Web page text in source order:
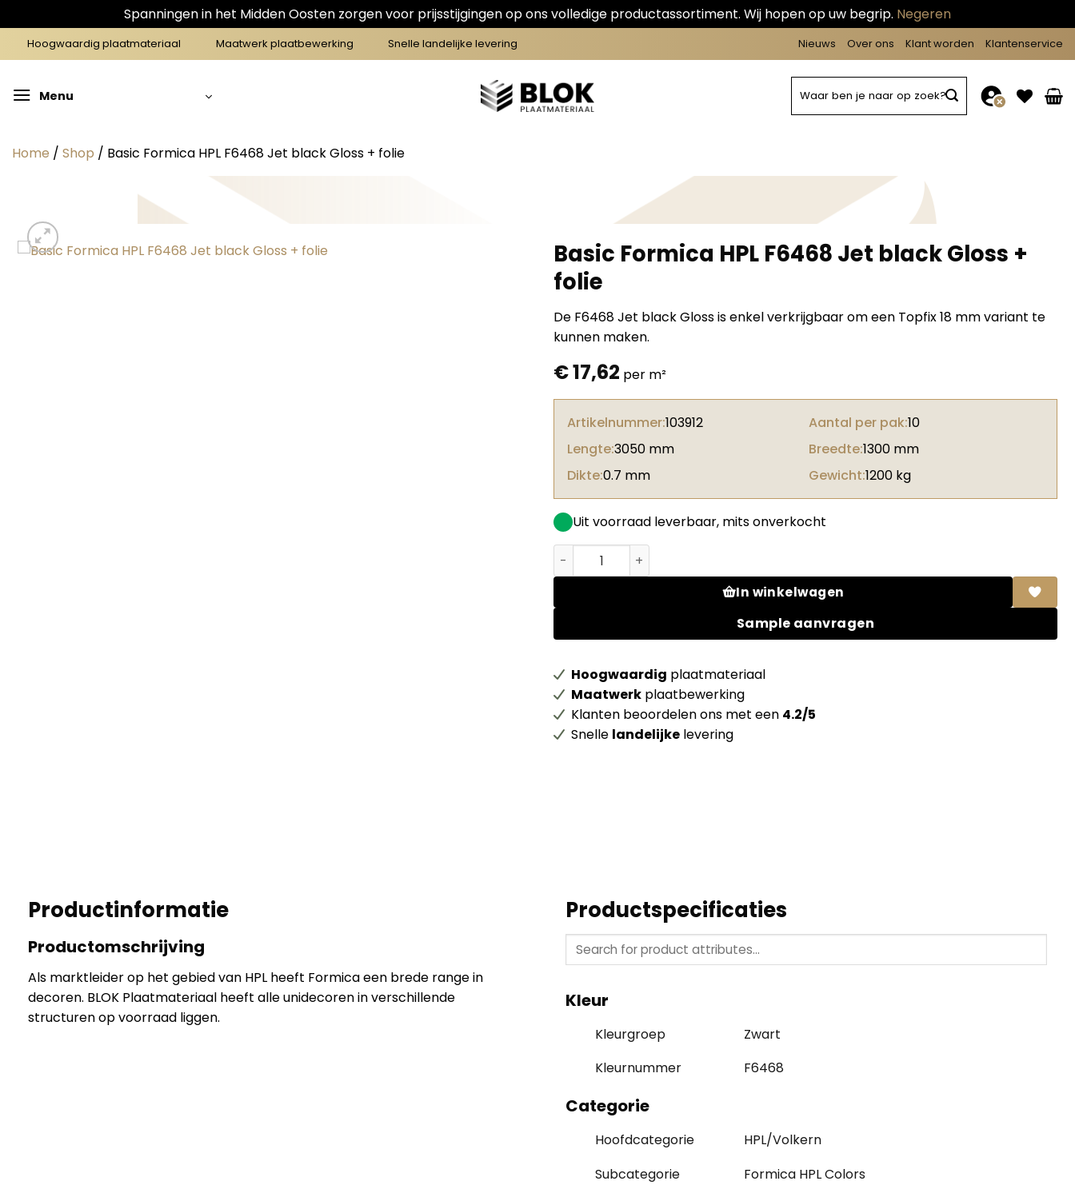
Spanningen in het Midden Oosten zorgen voor prijsstijgingen op ons volledige productassortiment. Wij hopen op uw begrip. Negeren
naar
Hoogwaardig plaatmateriaal Maatwerk plaatbewerking Snelle landelijke levering Nieuws Over ons Klant worden Klantenservice
Menu
naar:
Home / Shop / Basic Formica HPL F6468 Jet black Gloss + folie
Basic Formica HPL F6468 Jet black Gloss +
folie
De F6468 Jet black Gloss is enkel verkrijgbaar om een Topfix 18 mm variant te
kunnen maken.
€17,62 per m²
Artikelnummer:103912 Aantal per pak:10
Lengte:3050 mm Breedte:1300 mm
Dikte:0.7 mm Gewicht:1200 kg
Uit voorraad leverbaar, mits onverkocht
Basic Formica HPL F6468 Jet black Gloss + folie aantal
In winkelwagen
Sample aanvragen
Hoogwaardig plaatmateriaal
Maatwerk plaatbewerking
Klanten beoordelen ons met een 4.2/5
Snelle landelijke levering
Productinformatie
Productomschrijving
Als marktleider op het gebied van HPL heeft Formica een brede range in
decoren. BLOK Plaatmateriaal heeft alle unidecoren in verschillende
structuren op voorraad liggen.
Productspecificaties
Kleur
Kleurgroep
Zwart
Kleurnummer
F6468
Categorie
Hoofdcategorie
HPL/Volkern
Subcategorie
Formica HPL Colors